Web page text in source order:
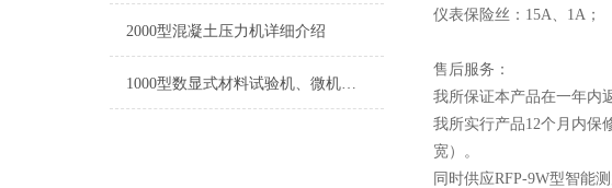
2000型混凝土压力机详细介绍
1000型数显式材料试验机、微机伺服钢绞线试验机
仪表保险丝：15A、1A；
售后服务：
我所保证本产品在一年内
我所实行产品12个月内保
宽）。
同时供应RFP-9W型智能